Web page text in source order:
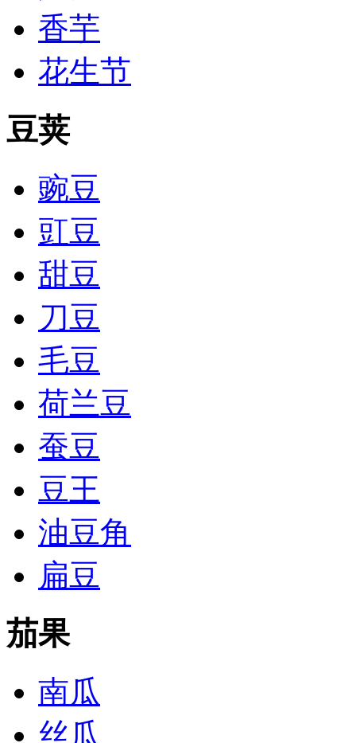
香芋
花生节
豆荚
豌豆
豇豆
甜豆
刀豆
毛豆
荷兰豆
蚕豆
豆王
油豆角
扁豆
茄果
南瓜
丝瓜